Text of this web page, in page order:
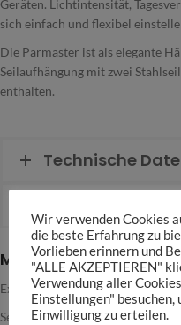
Geräten. Lichtintensität,
sich einfach und flexibel
Die Parmaster ist als elegante
Seilaufhängung mit zwei
enthalten.
Technische
Merkmale
Extrem hohe Lichtleistung
Sehr hohe PAR-Werte
Wir verwenden Cookies
die beste Erfahrung zu
Vorlieben erinnern und
"ALLE AKZEPTIEREN"
Verwendung aller
Einstellungen"
Einwilligung zu erteilen.